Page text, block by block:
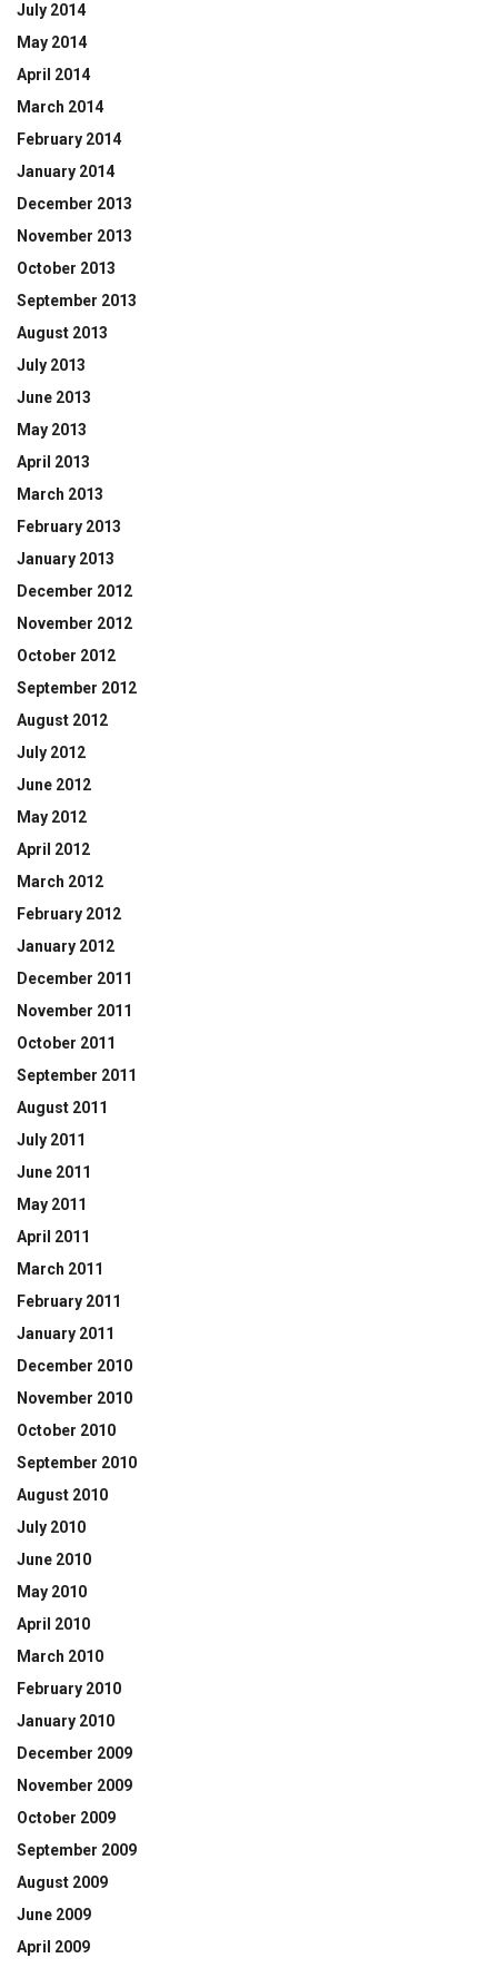
July 2014
May 2014
April 2014
March 2014
February 2014
January 2014
December 2013
November 2013
October 2013
September 2013
August 2013
July 2013
June 2013
May 2013
April 2013
March 2013
February 2013
January 2013
December 2012
November 2012
October 2012
September 2012
August 2012
July 2012
June 2012
May 2012
April 2012
March 2012
February 2012
January 2012
December 2011
November 2011
October 2011
September 2011
August 2011
July 2011
June 2011
May 2011
April 2011
March 2011
February 2011
January 2011
December 2010
November 2010
October 2010
September 2010
August 2010
July 2010
June 2010
May 2010
April 2010
March 2010
February 2010
January 2010
December 2009
November 2009
October 2009
September 2009
August 2009
June 2009
April 2009